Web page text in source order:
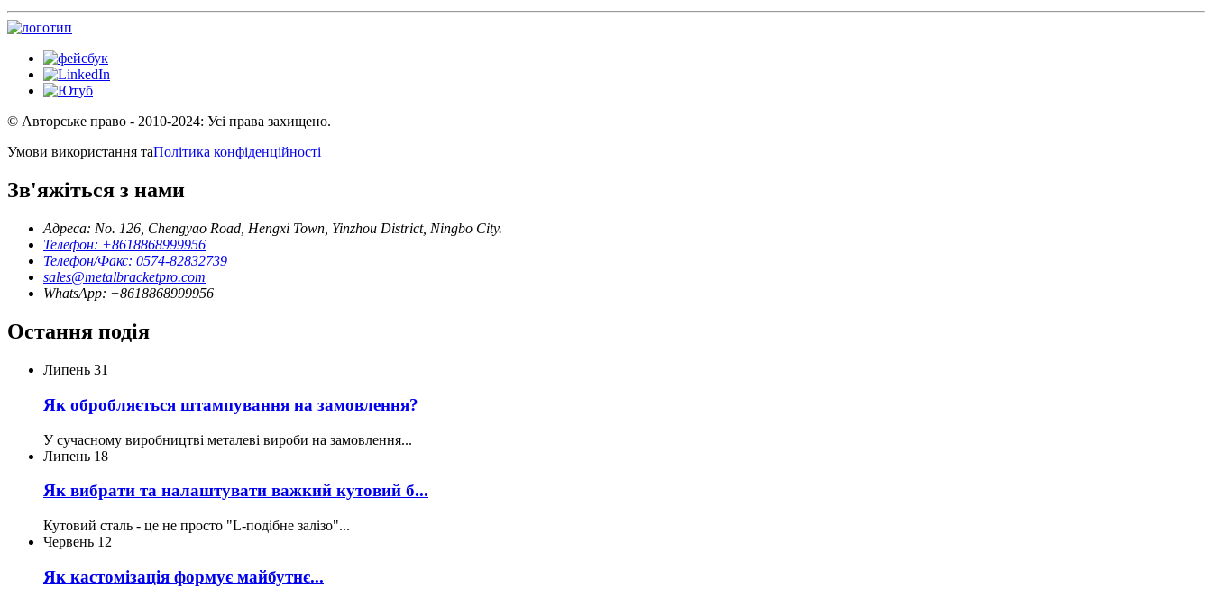
© Авторське право - 2010-2024: Усі права захищено.
Умови використання таПолітика конфіденційності
Зв'яжіться з нами
Адреса: No. 126, Chengyao Road, Hengxi Town, Yinzhou District, Ningbo City.
Телефон: +8618868999956
Телефон/Факс: 0574-82832739
sales@metalbracketpro.com
WhatsApp: +8618868999956
Остання подія
Липень 31
Як обробляється штампування на замовлення?
У сучасному виробництві металеві вироби на замовлення...
Липень 18
Як вибрати та налаштувати важкий кутовий б...
Кутовий сталь - це не просто "L-подібне залізо"...
Червень 12
Як кастомізація формує майбутнє...